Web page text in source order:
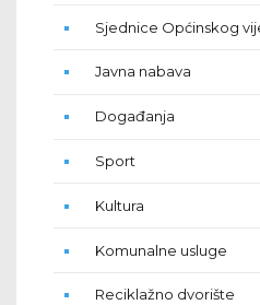
Sjednice Općinskog
Javna nabava
Događanja
Sport
Kultura
Komunalne usluge
Reciklažno dvorište